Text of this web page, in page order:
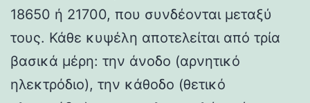
18650 ή 21700, που συνδέονται μεταξύ
τους. Κάθε κυψέλη αποτελείται από τρία
βασικά μέρη: την άνοδο (αρνητικό
ηλεκτρόδιο), την κάθοδο (θετικό